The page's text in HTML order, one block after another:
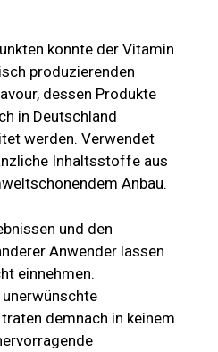
konnte der Vitamin
produzierenden
dessen Produkte
in Deutschland
werden. Verwendet
Inhaltsstoffe aus
Anbau.
und den
Anwender lassen
einnehmen.
demnach in keinem